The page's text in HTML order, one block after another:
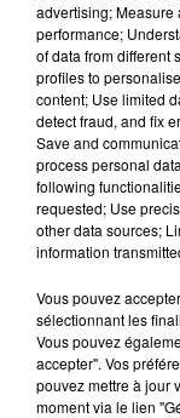
À
advertising; Measure
performance;
of data from different
profiles to
content; Use limited
detect fraud, and fix
Save and
process personal
following
requested; Use
other data sources;
information
Vous pouvez
sélectionnant les
Vous pouvez
accepter". Vos
pouvez mettre à jour
moment via le lien